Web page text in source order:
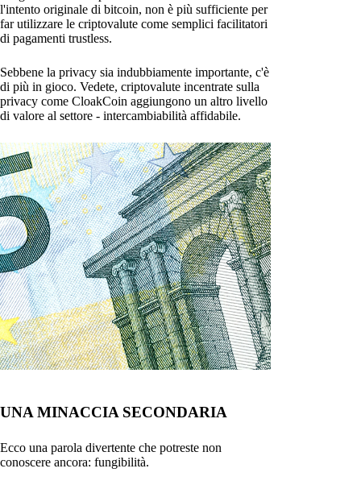
l'intento originale di bitcoin, non è più sufficiente per
far utilizzare le criptovalute come semplici facilitatori
di pagamenti trustless.
Sebbene la privacy sia indubbiamente importante, c'è
di più in gioco. Vedete, criptovalute incentrate sulla
privacy come CloakCoin aggiungono un altro livello
di valore al settore - intercambiabilità affidabile.
UNA MINACCIA SECONDARIA
Ecco una parola divertente che potreste non
conoscere ancora: fungibilità.